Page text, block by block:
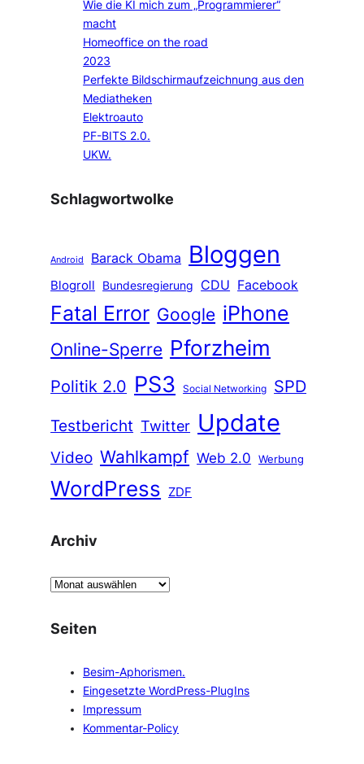
Wie die KI mich zum „Programmierer“
macht
Homeoffice on the road
2023
Perfekte Bildschirmaufzeichnung aus den
Mediatheken
Elektroauto
PF-BITS 2.0.
UKW.
Schlagwortwolke
Android Barack Obama Bloggen
Blogroll Bundesregierung CDU Facebook
Fatal Error Google iPhone
Online-Sperre Pforzheim
Politik 2.0 PS3 Social Networking
SPD
Testbericht Twitter Update
Video Wahlkampf Web 2.0 Werbung
WordPress ZDF
Archiv
A
c
Seiten
Besim-Aphorismen.
Eingesetzte WordPress-PlugIns
Impressum
Kommentar-Policy